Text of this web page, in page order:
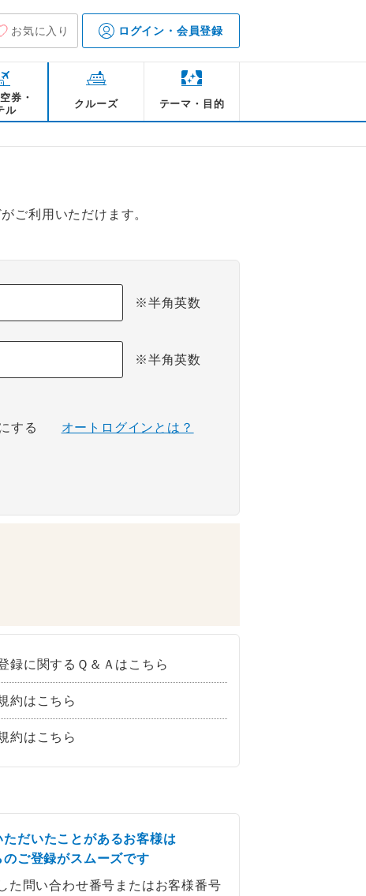
お気に入り ログイン・会員登録
券・
ル
クルーズ テーマ・目的
ご利用いただけます。
※半角英数
※半角英数
する オートログインとは？
録に関するＱ＆Ａはこちら
約はこちら
約はこちら
ただいたことがあるお客様は
のご登録がスムーズです
た問い合わせ番号またはお客様番号